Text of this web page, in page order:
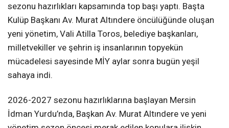
sezonu hazırlıkları kapsamında top başı yaptı. Başta
Kulüp Başkanı Av. Murat Altındere öncülüğünde oluşan
yeni yönetim, Vali Atilla Toros, belediye başkanları,
milletvekiller ve şehrin iş insanlarının topyekün
mücadelesi sayesinde MİY aylar sonra bugün yeşil
sahaya indi.
2026-2027 sezonu hazırlıklarına başlayan Mersin
İdman Yurdu’nda, Başkan Av. Murat Altındere ve yeni